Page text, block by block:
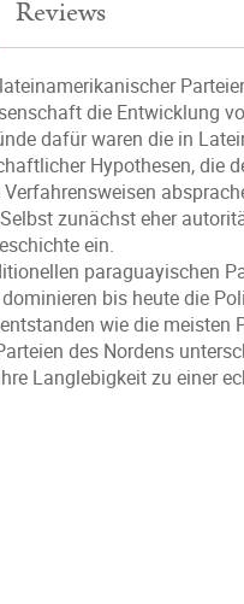
Reviews
die Entwicklung
dafür waren die in
Hypothesen, die
zunächst eher
ein.
paraguayischen
bis heute die
wie die meisten
des Nordens
Langlebigkeit zu einer